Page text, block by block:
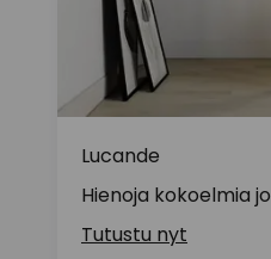
Lucande
Hienoja kokoelmia
Tutustu nyt